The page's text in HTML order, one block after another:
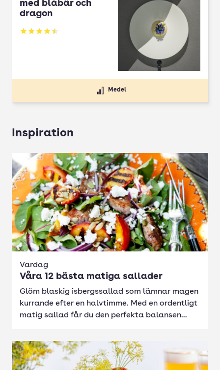
med blåbär och
dragon
Betyg: 4.5 av 5
Medel
Inspiration
Vardag
Våra 12 bästa matiga sallader
Glöm blaskig isbergssallad som lämnar magen
kurrande efter en halvtimme. Med en ordentligt
matig sallad får du den perfekta balansen...